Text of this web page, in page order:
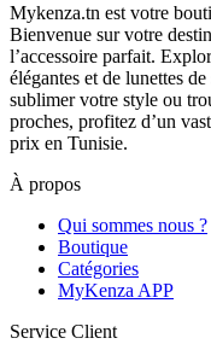
Mykenza.tn est votre
Bienvenue sur votre
l’accessoire parfait.
élégantes et de lunettes
sublimer votre style ou
proches, profitez d’un
prix en Tunisie.
À propos
Qui sommes nous ?
Boutique
Catégories
MyKenza APP
Service Client